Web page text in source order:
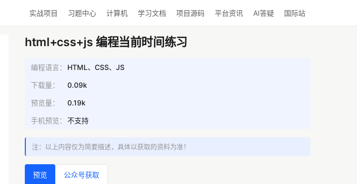
实战项目 习题中心 计算机 学习文档 项目源码 平台资讯 AI答疑 国际站
html+css+js 编程当前时间练习
编程语言： HTML、CSS、JS
下载量： 0.09k
预览量： 0.19k
手机预览： 不支持
注：以上内容仅为简要描述，具体以获取的资料为准！
预览 公众号获取